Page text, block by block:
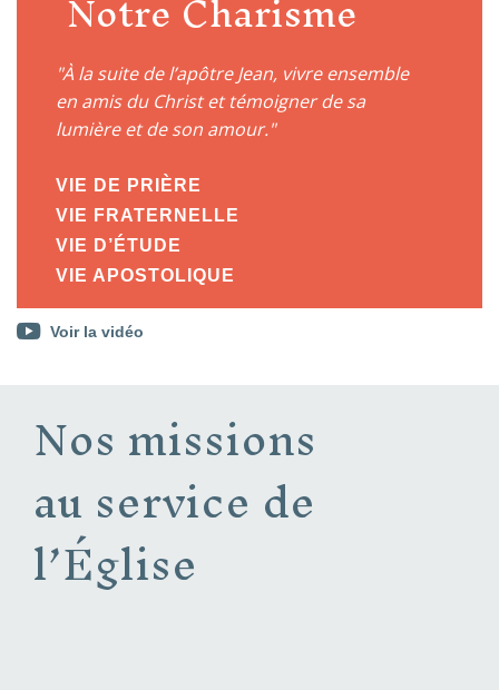
À la suite de l’apôtre Jean, vivre ensemble
en amis du Christ et témoigner de sa
lumière et de son amour.
VIE DE PRIÈRE
VIE FRATERNELLE
VIE D’ÉTUDE
VIE APOSTOLIQUE
Voir la vidéo
Nos missions
au service de
l’Église